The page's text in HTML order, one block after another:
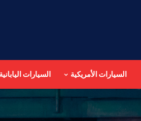
السيارات الأمريكية السيارات اليابانية